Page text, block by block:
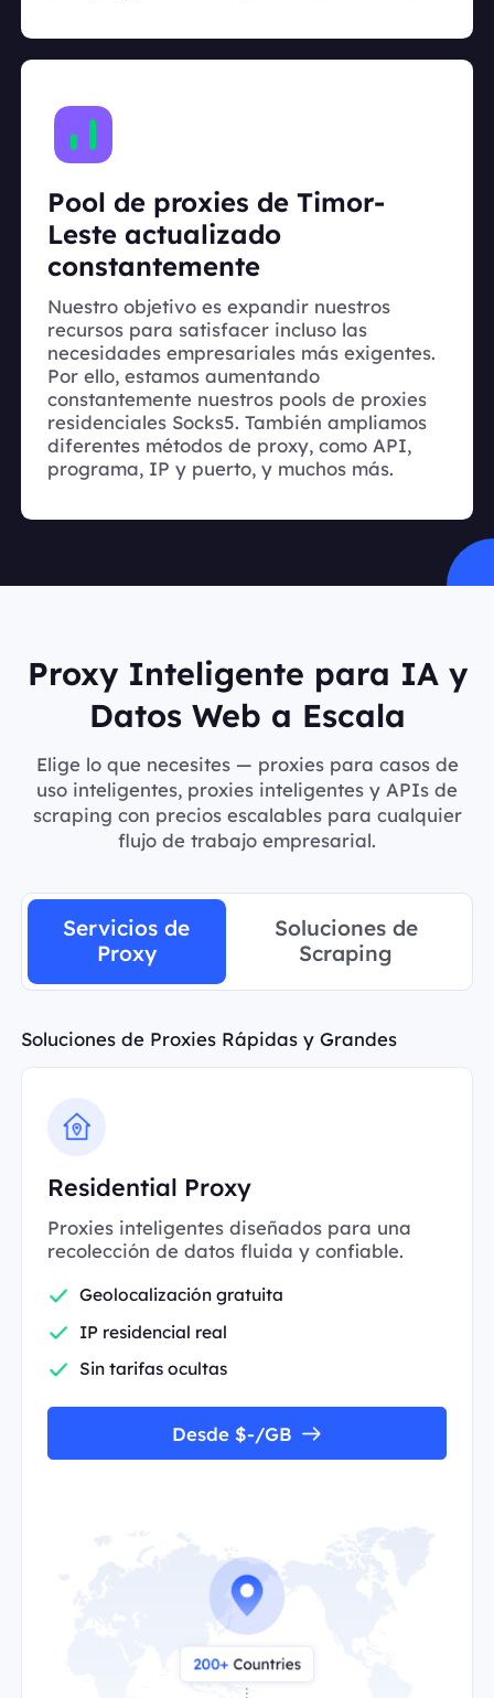
Pool de proxies de Timor-
Leste actualizado
constantemente
Nuestro objetivo es expandir nuestros
recursos para satisfacer incluso las
necesidades empresariales más exigentes.
Por ello, estamos aumentando
constantemente nuestros pools de proxies
residenciales Socks5. También ampliamos
diferentes métodos de proxy, como API,
programa, IP y puerto, y muchos más.
Proxy Inteligente para IA y
Datos Web a Escala
Elige lo que necesites — proxies para casos de
uso inteligentes, proxies inteligentes y APIs de
scraping con precios escalables para cualquier
flujo de trabajo empresarial.
Servicios de
Proxy
Soluciones de
Scraping
Soluciones de Proxies Rápidas y Grandes
Residential Proxy
Proxies inteligentes diseñados para una
recolección de datos fluida y confiable.
Geolocalización gratuita
IP residencial real
Sin tarifas ocultas
Desde $-/GB